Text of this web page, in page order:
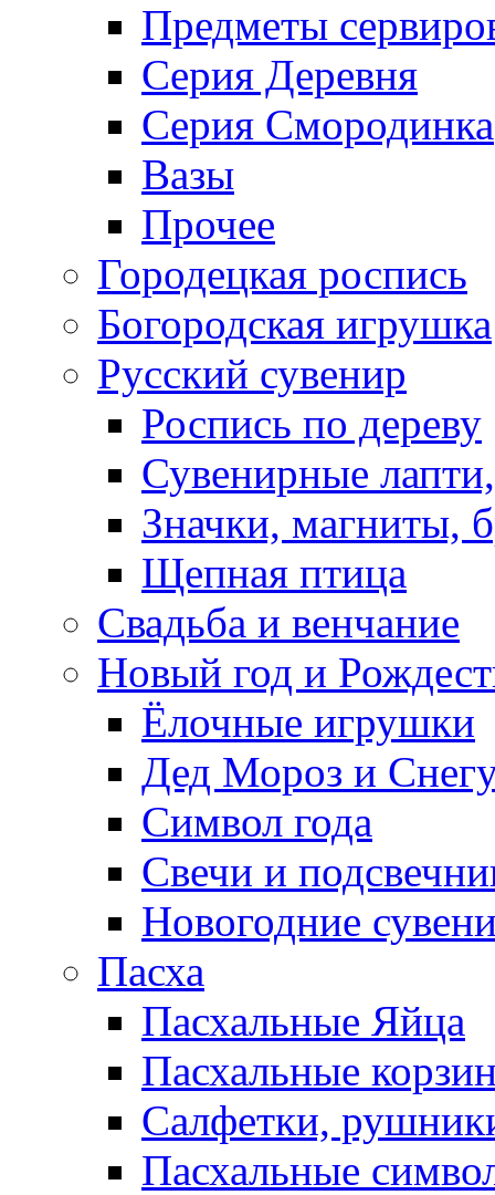
Предметы
Серия Деревня
Серия Смородинка
Вазы
Прочее
Городецкая роспись
Богородская игрушка
Русский сувенир
Роспись по дереву
Сувенирные
Значки, магниты,
Щепная птица
Свадьба и венчание
Новый год и
Ёлочные игрушки
Дед Мороз и
Символ года
Свечи и
Новогодние
Пасха
Пасхальные Яйца
Пасхальные
Салфетки,
Пасхальные